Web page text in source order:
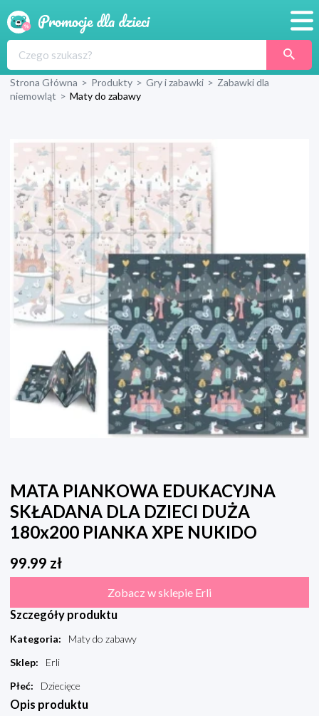
Produkty
Wyprawka
Strona Główna > Produkty > Gry i zabawki > Zabawki dla
niemowląt > Maty do zabawy
MATA PIANKOWA EDUKACYJNA
SKŁADANA DLA DZIECI DUŻA
180x200 PIANKA XPE NUKIDO
99.99 zł
Zobacz w sklepie Erli
Szczegóły produktu
Kategoria:
Maty do zabawy
Sklep:
Erli
Płeć: Dziecięce
Opis produktu